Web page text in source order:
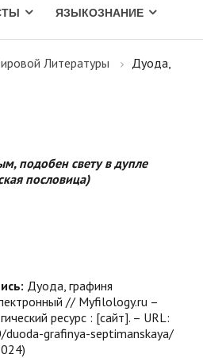
ЯЗЫКОЗНАНИЕ
Литературы
Дуода,
подобен свету в дупле
пословица)
Дуода, графиня
// Myfilology.ru –
ресурс : [сайт]. – URL:
grafinya-septimanskaya/